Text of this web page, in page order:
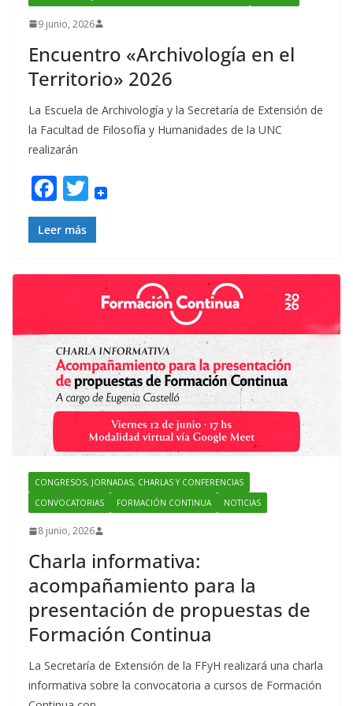
9 junio, 2026
Encuentro «Archivología en el
Territorio» 2026
La Escuela de Archivología y la Secretaría de Extensión de
la Facultad de Filosofía y Humanidades de la UNC
realizarán
F
ac
e
k
T
w
itt
Leer más
CONGRESOS, JORNADAS, CHARLAS Y CONFERENCIAS
CONVOCATORIAS
FORMACIÓN CONTINUA NOTICIAS
8 junio, 2026
Charla informativa:
acompañamiento para la
presentación de propuestas de
Formación Continua
La Secretaría de Extensión de la FFyH realizará una charla
informativa sobre la convocatoria a cursos de Formación